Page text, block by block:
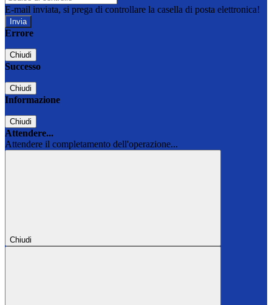
E-mail inviata, si prega di controllare la casella di posta elettronica!
Errore
Chiudi
Successo
Chiudi
Informazione
Chiudi
Attendere...
Attendere il completamento dell'operazione...
Chiudi